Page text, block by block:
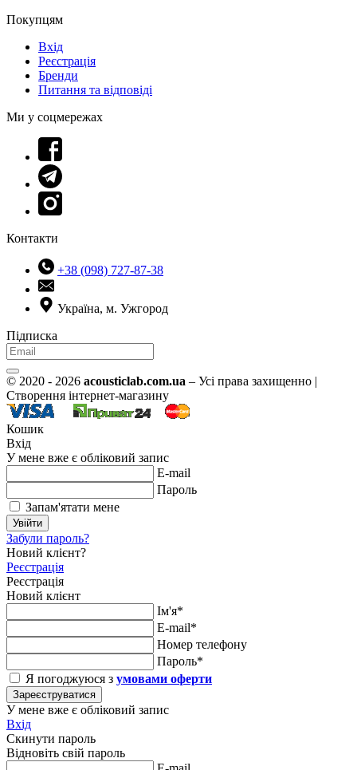
Покупцям
Вхід
Реєстрація
Бренди
Питання та відповіді
Ми у соцмережах
Контакти
+38 (098) 727-87-38
Україна, м. Ужгород
Підписка
© 2020 - 2026 acousticlab.com.ua – Усі права захищенно |
Створення інтернет-магазину
Кошик
Вхід
У мене вже є обліковий запис
E-mail
Пароль
Запам'ятати мене
Увійти
Забули пароль?
Новий клієнт?
Реєстрація
Реєстрація
Новий клієнт
Ім'я*
E-mail*
Номер телефону
Пароль*
Я погоджуюся з умовами оферти
Зареєструватися
У мене вже є обліковий запис
Вхід
Скинути пароль
Відновіть свій пароль